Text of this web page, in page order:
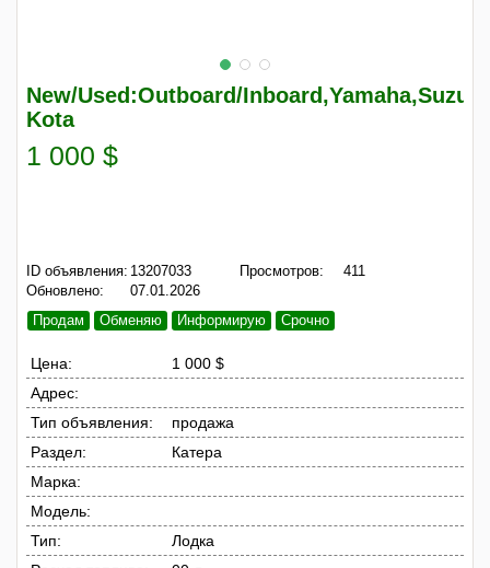
New/Used:Outboard/
Kota
1 000 $
ID объявления: 13207033
Обновлено:
07.01.2026
Просмотров: 411
Продам Обменяю Информирую Срочно
Цена:
1 000 $
Адрес:
Тип объявления:
продажа
Раздел:
Катера
Марка:
Модель:
Тип:
Лодка